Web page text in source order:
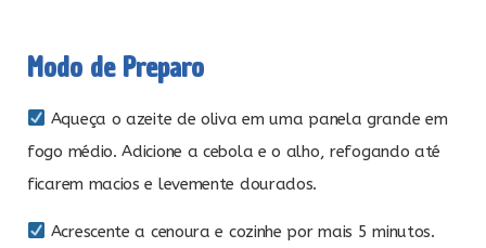
Modo de Preparo
Aqueça o azeite de oliva em uma panela grande em
fogo médio. Adicione a cebola e o alho, refogando até
ficarem macios e levemente dourados.
Acrescente a cenoura e cozinhe por mais 5 minutos.